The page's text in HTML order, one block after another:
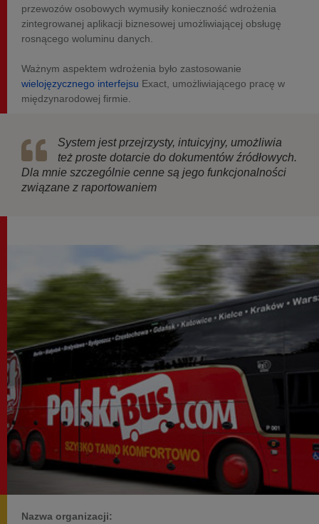
przewozów osobowych wymusiły konieczność wdrożenia
zintegrowanej aplikacji biznesowej umożliwiającej obsługę
rosnącego woluminu danych.
Ważnym aspektem wdrożenia było zastosowanie
wielojęzycznego interfejsu Exact, umożliwiającego pracę w
międzynarodowej firmie.
System jest przejrzysty, intuicyjny, umożliwia
też proste dotarcie do dokumentów źródłowych.
Dla mnie szczególnie cenne są jego funkcjonalności
związane z raportowaniem
Nazwa organizacji: